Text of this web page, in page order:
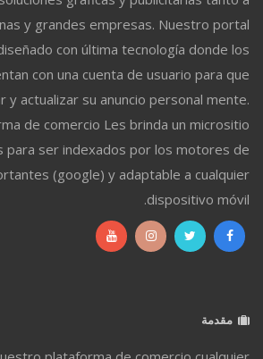
y grandes empresas. Nuestro portal
con última tecnología donde los
con una cuenta de usuario para que
y actualizar su anuncio personal mente.
de comercio Les brinda un micrositio
para ser indexados por los motores de
(google) y adaptable a cualquier
dispositivo móvil.
مقدمة